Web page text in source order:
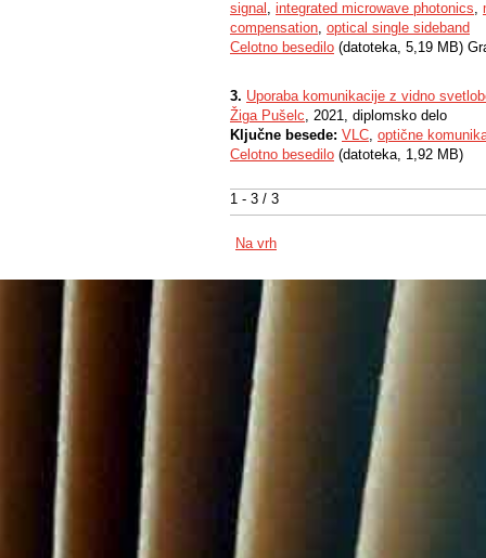
1 - 3 / 3
signal , integrated microwave photonics,
compensation, optical single sideband
Celotno besedilo (datoteka, 5,19 MB)
3. Uporaba komunikacije z vidno
Žiga Pušelc, 2021, diplomsko delo
Ključne besede: VLC, optične
Celotno besedilo (datoteka, 1,92 MB)
Na vrh